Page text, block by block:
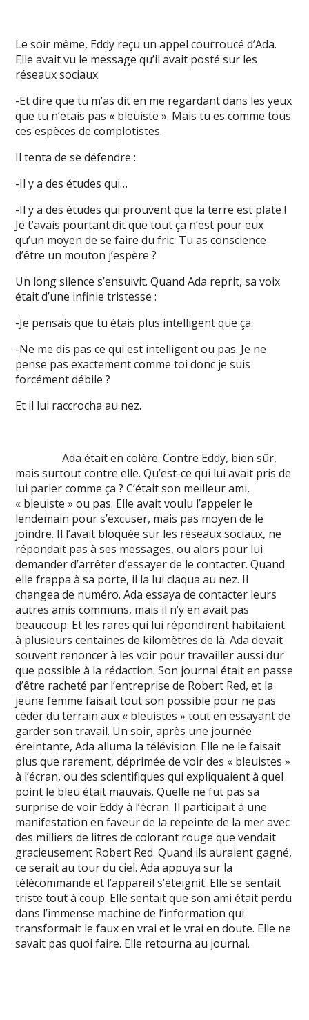
Le soir même, Eddy reçu un appel courroucé d’Ada.
Elle avait vu le message qu’il avait posté sur les
réseaux sociaux.
-Et dire que tu m’as dit en me regardant dans les yeux
que tu n’étais pas « bleuiste ». Mais tu es comme tous
ces espèces de complotistes.
Il tenta de se défendre :
-Il y a des études qui…
-Il y a des études qui prouvent que la terre est plate !
Je t’avais pourtant dit que tout ça n’est pour eux
qu’un moyen de se faire du fric. Tu as conscience
d’être un mouton j’espère ?
Un long silence s’ensuivit. Quand Ada reprit, sa voix
était d’une infinie tristesse :
-Je pensais que tu étais plus intelligent que ça.
-Ne me dis pas ce qui est intelligent ou pas. Je ne
pense pas exactement comme toi donc je suis
forcément débile ?
Et il lui raccrocha au nez.
Ada était en colère. Contre Eddy, bien sûr,
mais surtout contre elle. Qu’est-ce qui lui avait pris de
lui parler comme ça ? C’était son meilleur ami,
« bleuiste » ou pas. Elle avait voulu l’appeler le
lendemain pour s’excuser, mais pas moyen de le
joindre. Il l’avait bloquée sur les réseaux sociaux, ne
répondait pas à ses messages, ou alors pour lui
demander d’arrêter d’essayer de le contacter. Quand
elle frappa à sa porte, il la lui claqua au nez. Il
changea de numéro. Ada essaya de contacter leurs
autres amis communs, mais il n’y en avait pas
beaucoup. Et les rares qui lui répondirent habitaient
à plusieurs centaines de kilomètres de là. Ada devait
souvent renoncer à les voir pour travailler aussi dur
que possible à la rédaction. Son journal était en passe
d’être racheté par l’entreprise de Robert Red, et la
jeune femme faisait tout son possible pour ne pas
céder du terrain aux « bleuistes » tout en essayant de
garder son travail. Un soir, après une journée
éreintante, Ada alluma la télévision. Elle ne le faisait
plus que rarement, déprimée de voir des « bleuistes »
à l’écran, ou des scientifiques qui expliquaient à quel
point le bleu était mauvais. Quelle ne fut pas sa
surprise de voir Eddy à l’écran. Il participait à une
manifestation en faveur de la repeinte de la mer avec
des milliers de litres de colorant rouge que vendait
gracieusement Robert Red. Quand ils auraient gagné,
ce serait au tour du ciel. Ada appuya sur la
télécommande et l’appareil s’éteignit. Elle se sentait
triste tout à coup. Elle sentait que son ami était perdu
dans l’immense machine de l’information qui
transformait le faux en vrai et le vrai en doute. Elle ne
savait pas quoi faire. Elle retourna au journal.